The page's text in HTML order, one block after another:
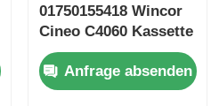
01750155418 Wincor
Cineo C4060 Kassette
Rec BC Schloss ATM
TeileAnfrage absenden